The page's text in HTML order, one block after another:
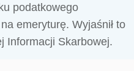
podatkowego
emeryturę. Wyjaśnił to
Informacji Skarbowej.